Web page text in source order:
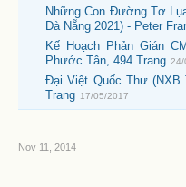
Những Con Đường Tơ
Đà Nẵng 2021) - Peter
Kế Hoạch Phản Gián
Phước Tân, 494 Trang 24/
Đại Việt Quốc Thư (NXB
Trang 17/05/2017
Nov 11, 2014